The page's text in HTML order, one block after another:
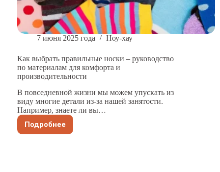
7 июня 2025 года Ноу-хау
Как выбрать правильные носки – руководство
по материалам для комфорта и
производительности
В повседневной жизни мы можем упускать из
виду многие детали из-за нашей занятости.
Например, знаете ли вы…
Подробнее
Как
выбрать